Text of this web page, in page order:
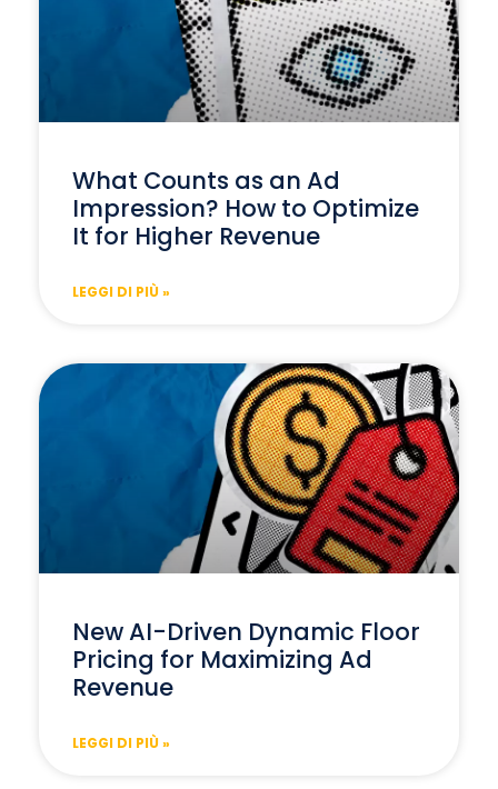
What Counts as an Ad
Impression? How to Optimize
It for Higher Revenue
LEGGI DI PIÙ »
New AI-Driven Dynamic Floor
Pricing for Maximizing Ad
Revenue
LEGGI DI PIÙ »